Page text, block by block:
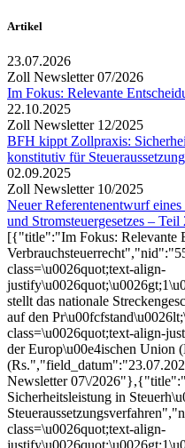
Artikel
23.07.2026
Zoll Newsletter 07/2026
Im Fokus: Relevante
22.10.2025
Zoll Newsletter 12/2025
BFH kippt Zollpraxis:
konstitutiv für
02.09.2025
Zoll Newsletter 10/2025
Neuer Referentenentwurf
und Stromsteuergesetzes – Teil
[{"title":"Im Fokus: Relevante
class=\u0026quot;text-align-
stellt das nationale
auf den
class=\u0026quot;text-align-
der Europ\u00e4ischen Union
Newsletter 07\/
Sicherheitsleistung in
class=\u0026quot;text-align-